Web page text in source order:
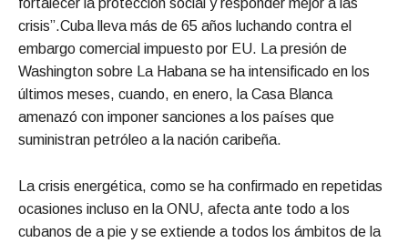
crisis”.Cuba lleva más de 65 años luchando contra el
embargo comercial impuesto por EU. La presión de
Washington sobre La Habana se ha intensificado en los
últimos meses, cuando, en enero, la Casa Blanca
amenazó con imponer sanciones a los países que
suministran petróleo a la nación caribeña.
La crisis energética, como se ha confirmado en repetidas
ocasiones incluso en la ONU, afecta ante todo a los
cubanos de a pie y se extiende a todos los ámbitos de la